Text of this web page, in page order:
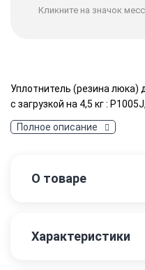
Кликните на значок
Уплотнитель (резина
с загрузкой на 4,5 кг :
Полное описание
О товаре
Характеристики